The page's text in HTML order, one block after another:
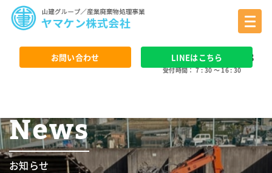
0568 - 24 - 3388
受付時間： 7 : 30 ～ 16 : 30
お問い合わせ LINEはこちら
News
お知らせ